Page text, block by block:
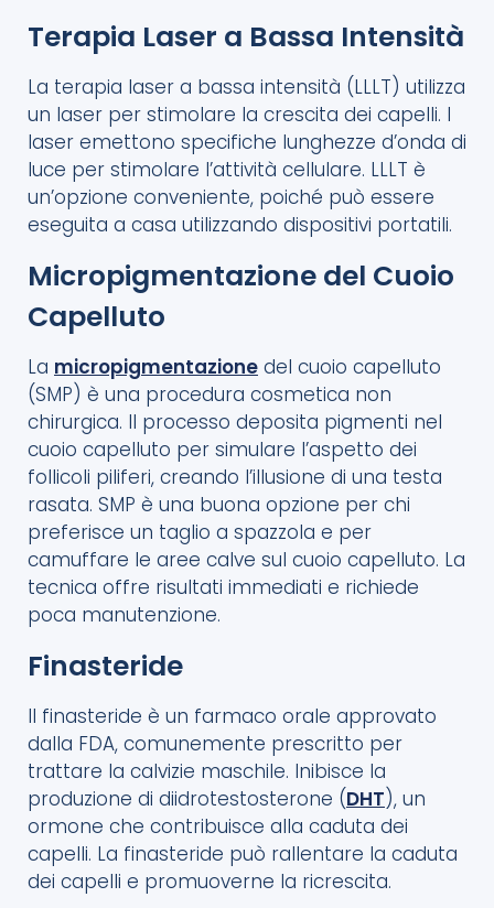
Terapia Laser a Bassa Intensità
La terapia laser a bassa intensità (LLLT) utilizza
un laser per stimolare la crescita dei capelli. I
laser emettono specifiche lunghezze d’onda di
luce per stimolare l’attività cellulare. LLLT è
un’opzione conveniente, poiché può essere
eseguita a casa utilizzando dispositivi portatili.
Micropigmentazione del Cuoio
Capelluto
La micropigmentazione del cuoio capelluto
(SMP) è una procedura cosmetica non
chirurgica. Il processo deposita pigmenti nel
cuoio capelluto per simulare l’aspetto dei
follicoli piliferi, creando l’illusione di una testa
rasata. SMP è una buona opzione per chi
preferisce un taglio a spazzola e per
camuffare le aree calve sul cuoio capelluto. La
tecnica offre risultati immediati e richiede
poca manutenzione.
Finasteride
Il finasteride è un farmaco orale approvato
dalla FDA, comunemente prescritto per
trattare la calvizie maschile. Inibisce la
produzione di diidrotestosterone (DHT), un
ormone che contribuisce alla caduta dei
capelli. La finasteride può rallentare la caduta
dei capelli e promuoverne la ricrescita.